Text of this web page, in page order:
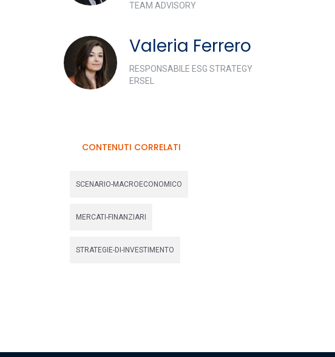
TEAM ADVISORY
Valeria Ferrero
RESPONSABILE ESG STRATEGY
ERSEL
CONTENUTI CORRELATI
SCENARIO-MACROECONOMICO
MERCATI-FINANZIARI
STRATEGIE-DI-INVESTIMENTO